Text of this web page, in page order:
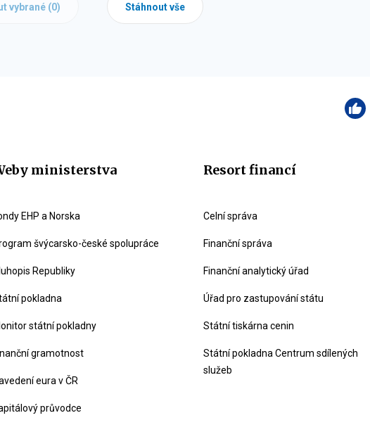
vybrané (0) Stáhnout vše
ministerstva
EHP a Norska
švýcarsko-české spolupráce
Republiky
pokladna
státní pokladny
gramotnost
eura v ČR
průvodce
Resort financí
Celní správa
Finanční správa
Finanční analytický úřad
Úřad pro zastupování státu
Státní tiskárna cenin
Státní pokladna Centrum sdílených
služeb